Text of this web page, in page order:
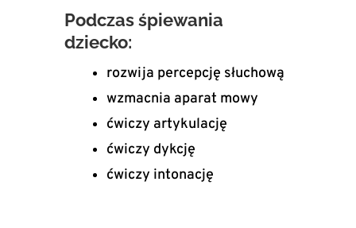
Podczas śpiewania
dziecko:
rozwija percepcję słuchową
wzmacnia aparat mowy
ćwiczy artykulację
ćwiczy dykcję
ćwiczy intonację